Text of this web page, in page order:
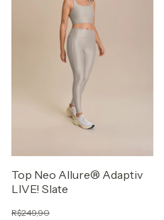
Top Neo Allure® Adaptiv
LIVE! Slate
R$249,90